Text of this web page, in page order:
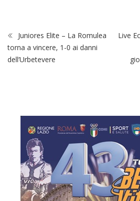
Juniores Elite – La Romulea
torna a vincere, 1-0 ai danni
dell’Urbetevere
Live